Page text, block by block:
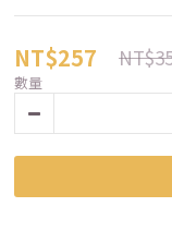
NT$257
數量